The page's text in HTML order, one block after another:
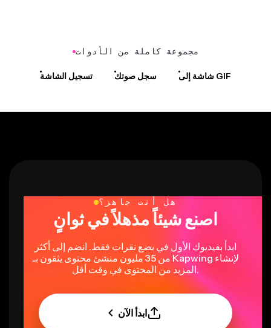
مجموعة كاملة من الأدوات
تسجيل الشاشة سجل صوتك شاشة إلى GIF
هل أنت جاهز؟
اصنع شيئاً مذهلاً في ثوانٍ
ابدأ بفيديوك الأول في بضع نقرات فقط. انضم إلى أكثر
من 35 مليون منشئ محتوى يثقون بـ Kapwing لإنشاء
المزيد من المحتوى في وقت أقل.
ابدأ الآن